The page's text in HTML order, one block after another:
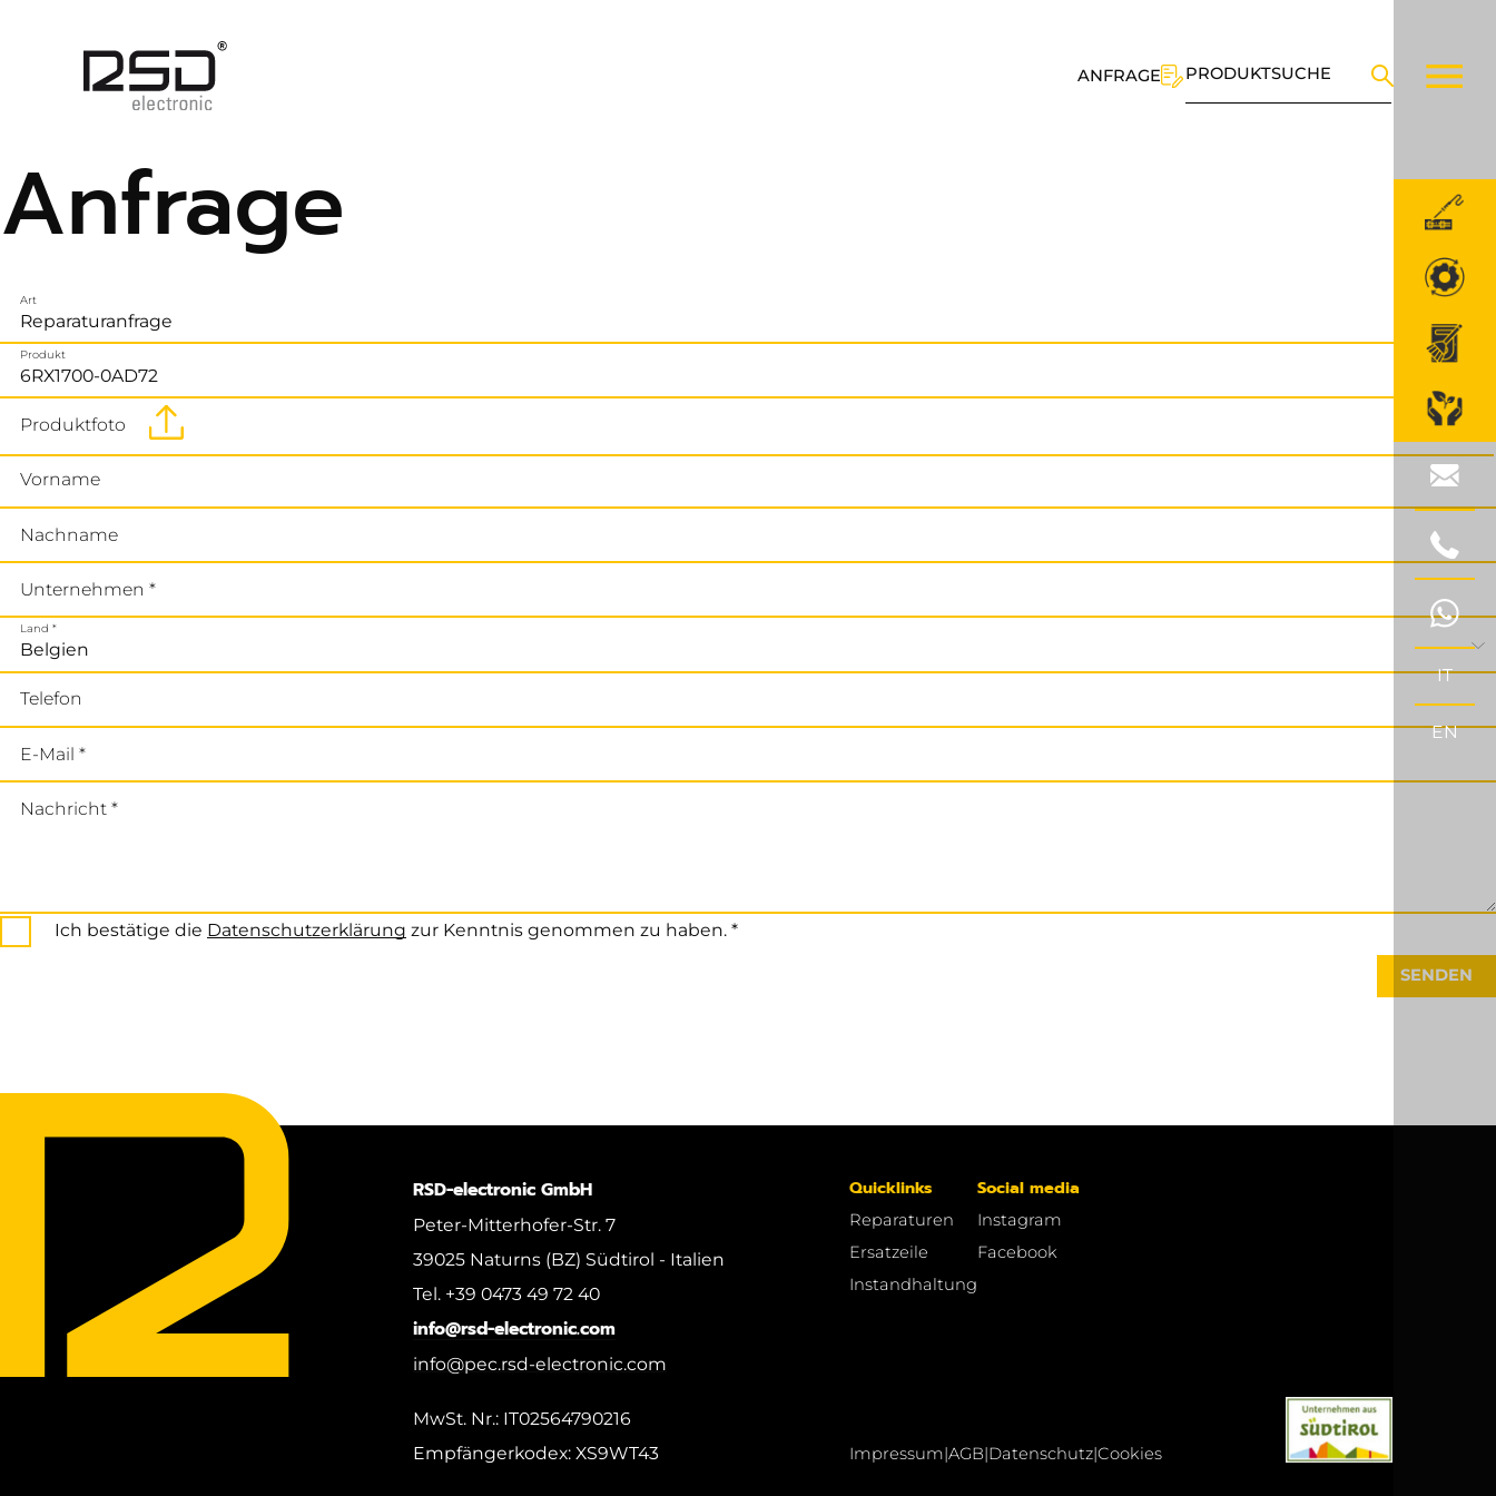
ANFRAGE PRODUKTSUCHE
IT
EN
Anfrage
Art
Produkt
Produktfoto
Vorname
Nachname
Unternehmen *
Land *
Telefon
E-Mail *
Nachricht *
Ich bestätige die Datenschutzerklärung zur Kenntnis genommen zu haben. *
SENDEN
RSD-electronic GmbH
Peter-Mitterhofer-Str. 7
39025 Naturns (BZ) Südtirol - Italien
Tel. +39 0473 49 72 40
info@rsd-electronic.com
info@pec.rsd-electronic.com
MwSt. Nr.: IT02564790216
Empfängerkodex: XS9WT43
Quicklinks
Reparaturen
Ersatzeile
Instandhaltung
Social media
Instagram
Facebook
Impressum AGB| Datenschutz| Cookies